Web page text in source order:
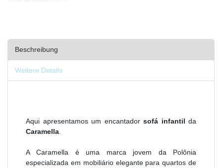
Beschreibung
Weitere Details
Aqui apresentamos um encantador sofá infantil da
Caramella
A Caramella é uma marca jovem da Polônia
especializada em mobiliário elegante para quartos de